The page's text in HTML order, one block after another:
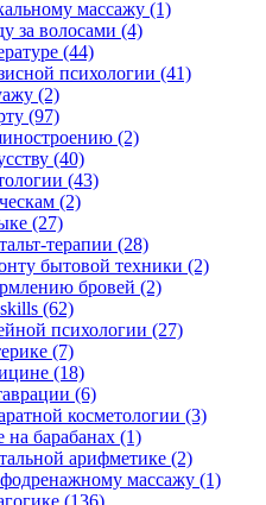
массажу (1)
за волосами (4)
(44)
психологии (41)
(2)
(97)
(2)
(40)
(43)
(2)
(27)
терапии (28)
бытовой техники (2)
бровей (2)
(62)
психологии (27)
(7)
(18)
(6)
косметологии (3)
барабанах (1)
арифметике (2)
массажу (1)